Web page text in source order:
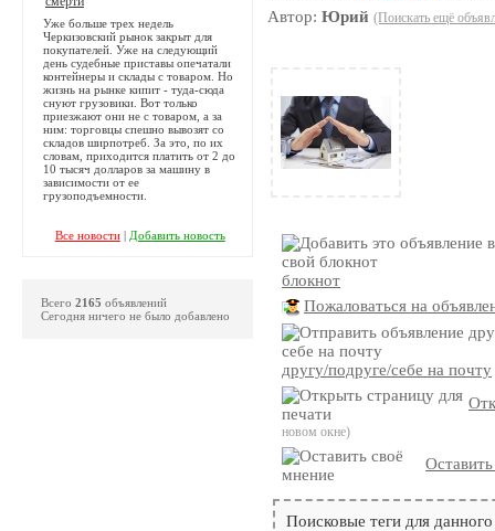
Автор:Юрий (Поискать ещё
блокнот
Пожаловаться на
другу/подруге/себе на почту
новом окне)
Поисковые теги для
Уже больше трех недель
Черкизовский рынок закрыт для
покупателей. Уже на следующий
день судебные приставы опечатали
контейнеры и склады с товаром. Но
жизнь на рынке кипит - туда-сюда
снуют грузовики. Вот только
приезжают они не с товаром, а за
ним: торговцы спешно вывозят со
складов ширпотреб. За это, по их
словам, приходится платить от 2 до
10 тысяч долларов за машину в
зависимости от ее
грузоподъемности.
Все новости| Добавить новость
Всего 2165 объявлений
Сегодня ничего не было добавлено